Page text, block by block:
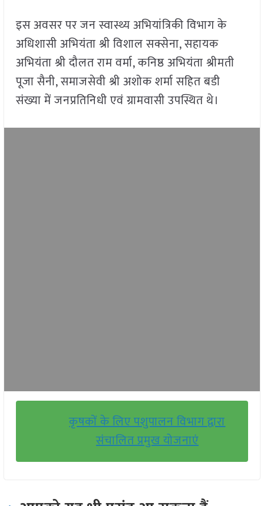
इस अवसर पर जन स्वास्थ्य अभियांत्रिकी विभाग के
अधिशासी अभियंता श्री विशाल सक्सेना, सहायक
अभियंता श्री दौलत राम वर्मा, कनिष्ठ अभियंता श्रीमती
पूजा सैनी, समाजसेवी श्री अशोक शर्मा सहित बडी
संख्या में जनप्रतिनिधी एवं ग्रामवासी उपस्थित थे।
कृषकों के लिए पशुपालन विभाग द्वारा
संचालित प्रमुख योजनाएं